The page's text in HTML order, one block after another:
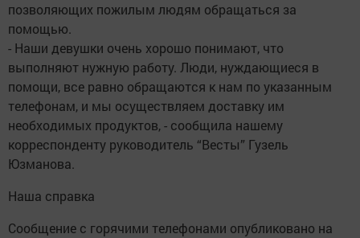
позволяющих пожилым людям обращаться за
помощью.
- Наши девушки очень хорошо понимают, что
выполняют нужную работу. Люди, нуждающиеся в
помощи, все равно обращаются к нам по указанным
телефонам, и мы осуществляем доставку им
необходимых продуктов, - сообщила нашему
корреспонденту руководитель “Весты” Гузель
Юзманова.
Наша справка
Сообщение с горячими телефонами опубликовано на